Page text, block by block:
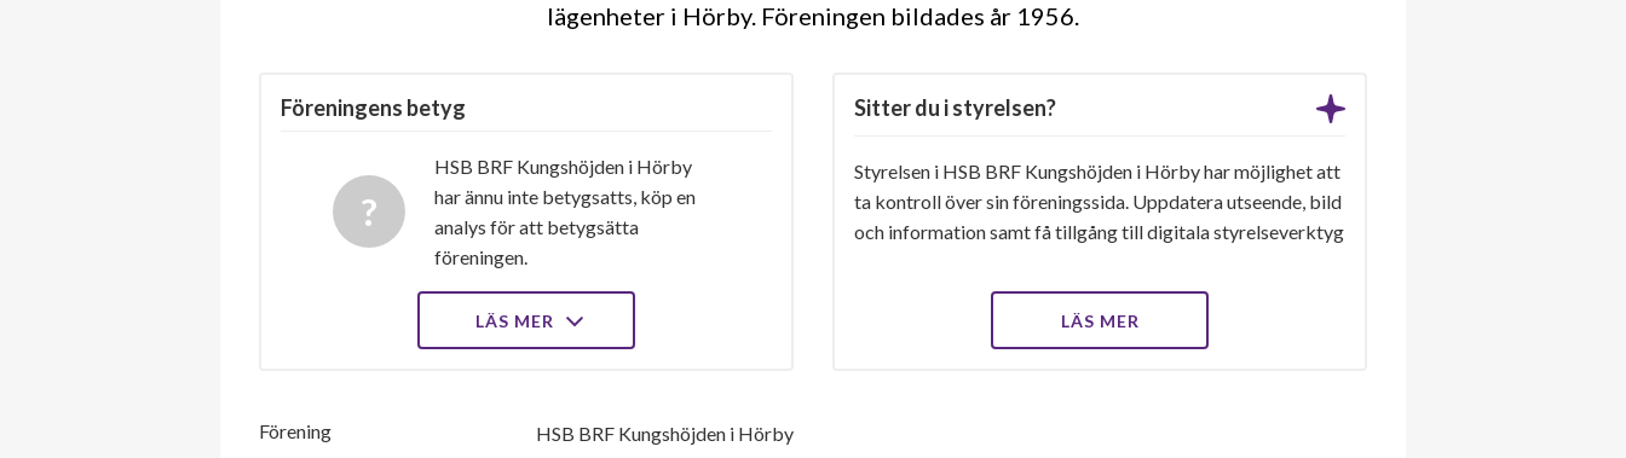
lägenheter i Hörby. Föreningen bildades år 1956
Föreningens betyg
HSB BRF Kungshöjden i Hörby
har ännu inte betygsatts, köp en
analys för att betygsätta
föreningen.
LÄS MER
Sitter du i styrelsen?
Styrelsen i HSB BRF Kungshöjden i Hörby har möjlighet att
ta kontroll över sin föreningssida. Uppdatera utseende, bild
och information samt få tillgång till digitala styrelseverktyg
LÄS MER
Förening HSB BRF Kungshöjden i Hörby